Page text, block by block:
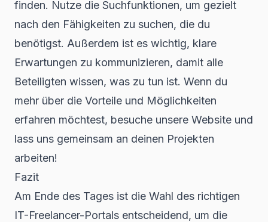
finden. Nutze die Suchfunktionen, um gezielt
nach den Fähigkeiten zu suchen, die du
benötigst. Außerdem ist es wichtig, klare
Erwartungen zu kommunizieren, damit alle
Beteiligten wissen, was zu tun ist. Wenn du
mehr über die Vorteile und Möglichkeiten
erfahren möchtest, besuche unsere Website und
lass uns gemeinsam an deinen Projekten
arbeiten!
Fazit
Am Ende des Tages ist die Wahl des richtigen
IT-Freelancer-Portals entscheidend, um die